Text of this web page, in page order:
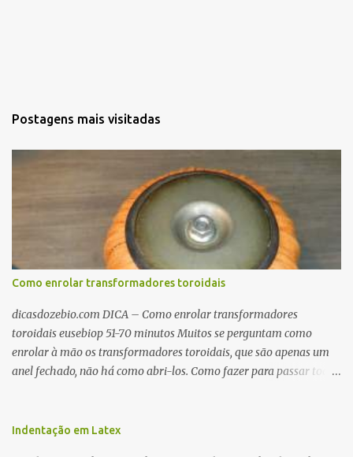
Postagens mais visitadas
Como enrolar transformadores toroidais
dicasdozebio.com DICA – Como enrolar transformadores
toroidais eusebiop 51-70 minutos Muitos se perguntam como
enrolar à mão os transformadores toroidais, que são apenas um
anel fechado, não há como abri-los. Como fazer para passar toda
utilizadas para automatizar a bobinagem de grandes e pequenos
Indentação em Latex